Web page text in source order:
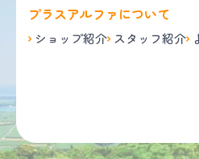
プラスアルファについて
ショップ紹介 スタッフ紹介